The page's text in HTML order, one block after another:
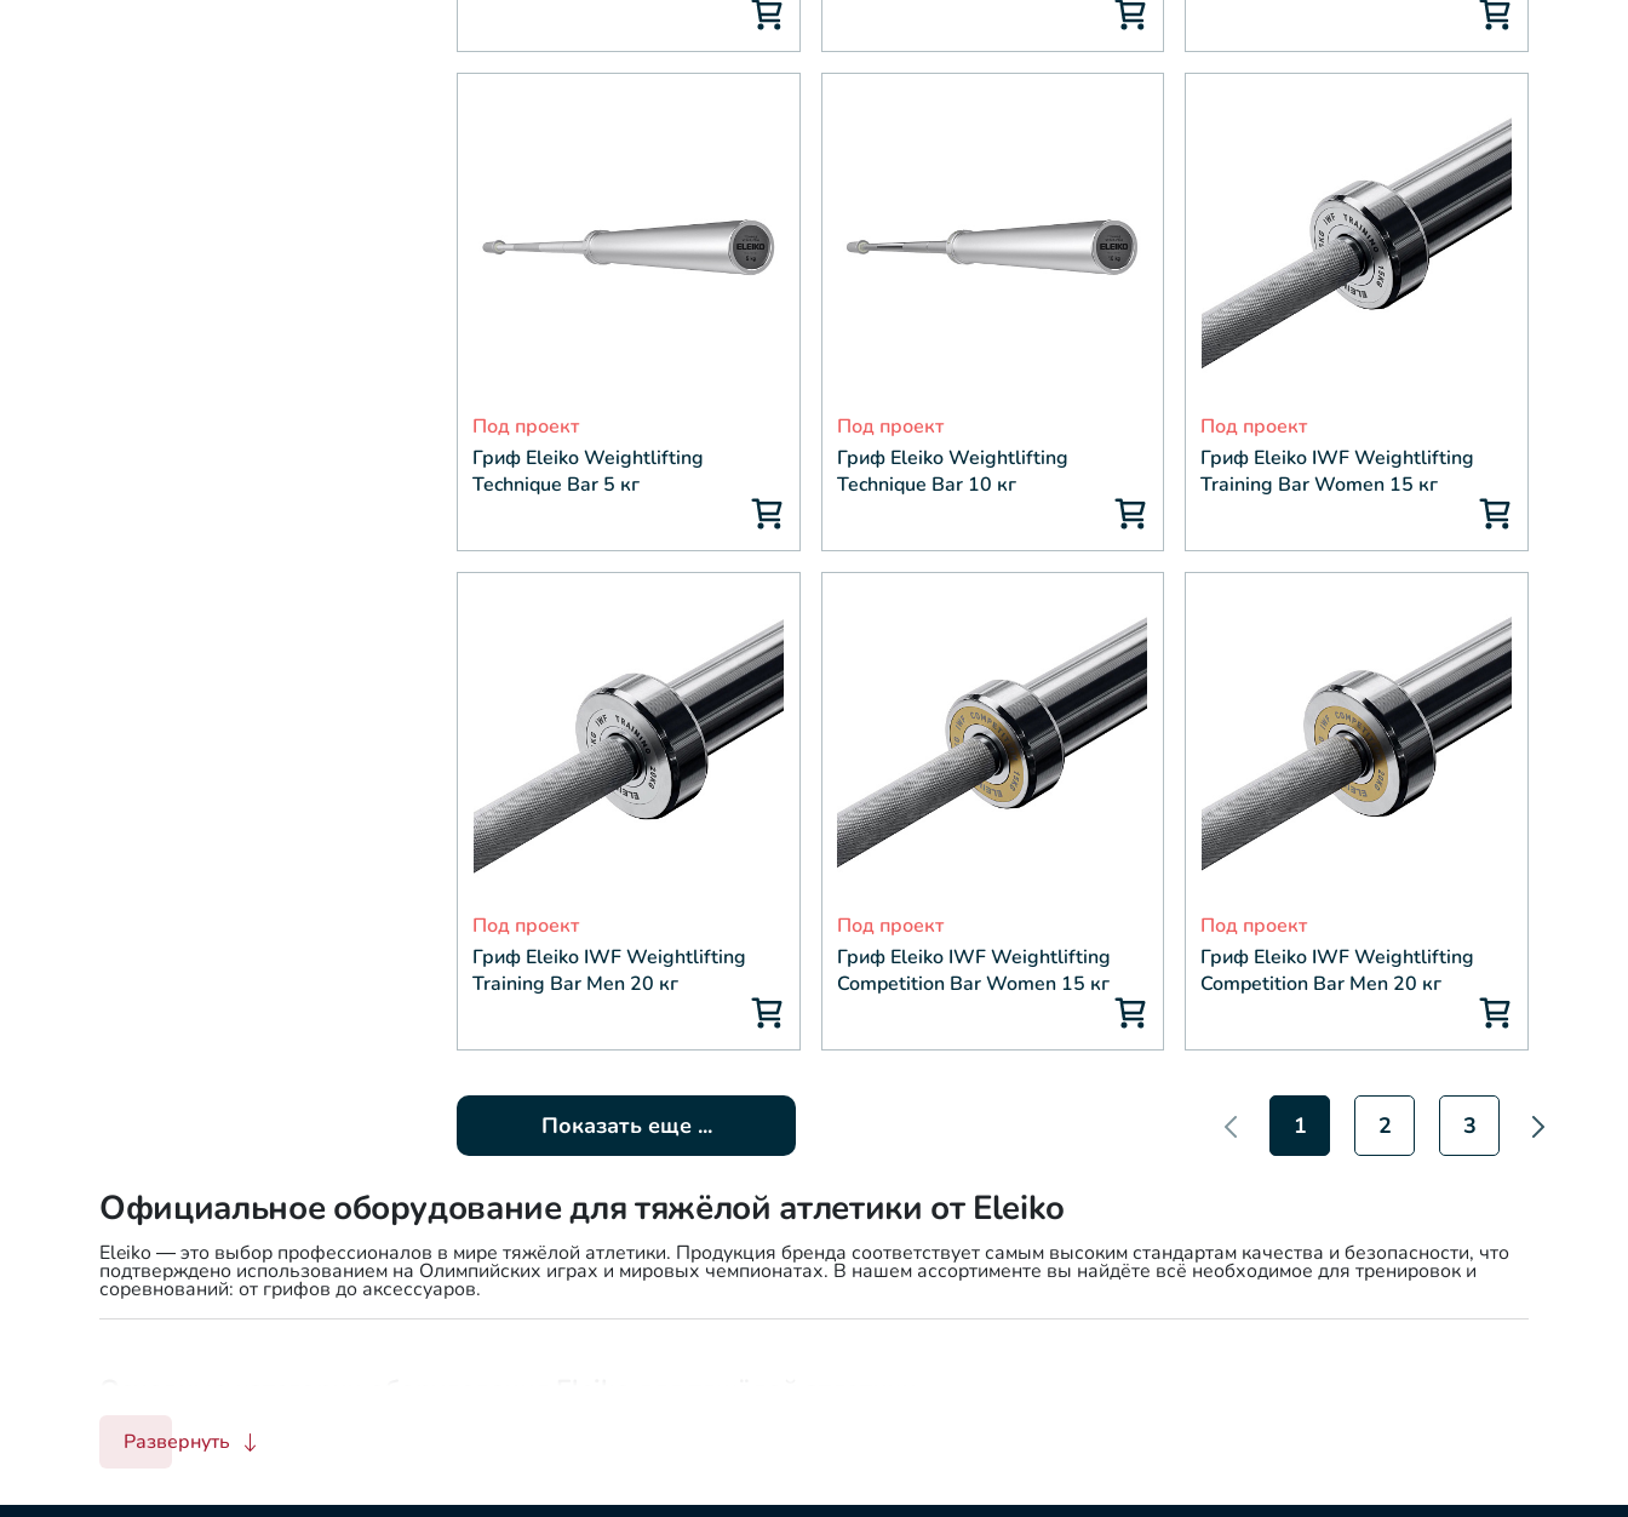
Под проект
Гриф Eleiko Weightlifting
Technique Bar 5 кг
Под проект
Гриф Eleiko Weightlifting
Technique Bar 10 кг
Под проект
Гриф Eleiko IWF Weightlifting
Training Bar Women 15 кг
Под проект
Гриф Eleiko IWF Weightlifting
Training Bar Men 20 кг
Под проект
Гриф Eleiko IWF Weightlifting
Competition Bar Women 15 кг
Под проект
Гриф Eleiko IWF Weightlifting
Competition Bar Men 20 кг
Показать еще ... 1 2 3
Официальное оборудование для тяжёлой атлетики от Eleiko
Eleiko — это выбор профессионалов в мире тяжёлой атлетики. Продукция бренда соответствует самым высоким стандартам качества и безопасности, что
подтверждено использованием на Олимпийских играх и мировых чемпионатах. В нашем ассортименте вы найдёте всё необходимое для тренировок и
соревнований: от грифов до аксессуаров.
1. Грифы для штанг и гантелей
Развернуть